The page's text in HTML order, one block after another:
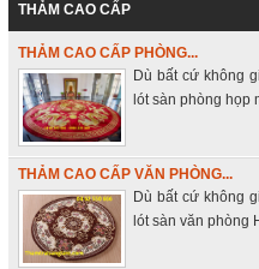
THẢM CAO CẤP
THẢM CAO CẤP PHÒNG...
Dù bất cứ không
lót sàn phòng họp
THẢM CAO CẤP VĂN PHÒNG...
Dù bất cứ không
lót sàn văn phòng